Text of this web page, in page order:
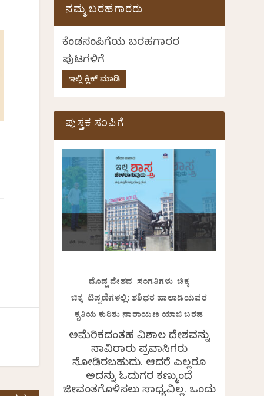
ನಮ್ಮ ಬರಹಗಾರರು
ಕೆಂಡಸಂಪಿಗೆಯ ಬರಹಗಾರರ
ಪುಟಗಳಿಗೆ
ಇಲ್ಲಿ ಕ್ಲಿಕ್ ಮಾಡಿ
ಪುಸ್ತಕ ಸಂಪಿಗೆ
ದೊಡ್ಡ ದೇಶದ ಸಂಗತಿಗಳು ಚಿಕ್ಕ
ಚಿಕ್ಕ ಟಿಪ್ಪಣಿಗಳಲ್ಲಿ: ಶಶಿಧರ ಹಾಲಾಡಿಯವರ
ಕೃತಿಯ ಕುರಿತು ನಾರಾಯಣ ಯಾಜಿ ಬರಹ
ಅಮೆರಿಕದಂತಹ ವಿಶಾಲ ದೇಶವನ್ನು
ಸಾವಿರಾರು ಪ್ರವಾಸಿಗರು
ನೋಡಿರಬಹುದು. ಆದರೆ ಎಲ್ಲರೂ
ಅದನ್ನು ಓದುಗರ ಕಣ್ಮುಂದೆ
ಜೀವಂತಗೊಳಿಸಲು ಸಾಧ್ಯವಿಲ್ಲ. ಒಂದು